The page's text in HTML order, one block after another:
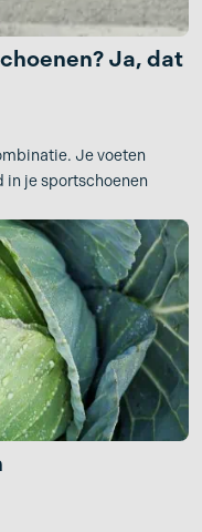
Ja, dat
Je voeten
in je sportschoenen